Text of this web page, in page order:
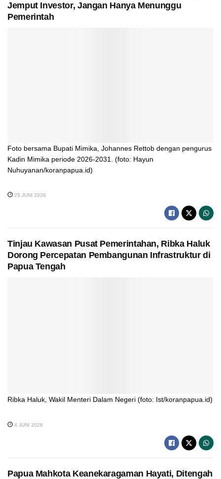
Jemput Investor, Jangan Hanya Menunggu
Pemerintah
Foto bersama Bupati Mimika, Johannes Rettob dengan pengurus
Kadin Mimika periode 2026-2031. (foto: Hayun
Nuhuyanan/koranpapua.id)
25 JUNI 2026
Tinjau Kawasan Pusat Pemerintahan, Ribka Haluk
Dorong Percepatan Pembangunan Infrastruktur di
Papua Tengah
Ribka Haluk, Wakil Menteri Dalam Negeri (foto: Ist/koranpapua.id)
4 JUNI 2026
Papua Mahkota Keanekaragaman Hayati, Ditengah